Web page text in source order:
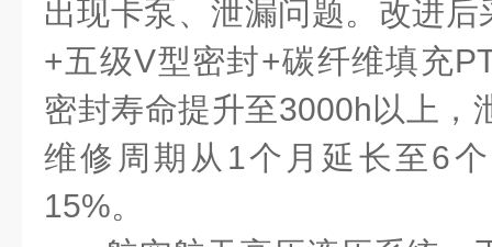
出现卡泵、泄漏问题。改进
+五级V型密封+碳纤维填充
密封寿命提升至3000h以上，
维修周期从1个月延长至6
15%。